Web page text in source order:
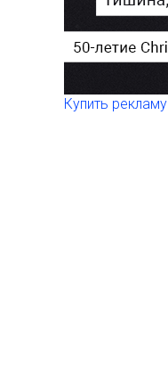
Купить рекламу